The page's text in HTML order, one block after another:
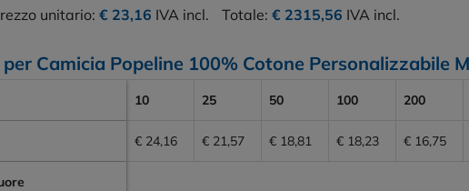
unitario: € 23,16 IVA incl. Totale: € 2315,56 IVA incl.
Camicia Popeline 100% Cotone Personalizzabile
10 25 50 100 200
€ 24,16 € 21,57 € 18,81 € 18,23 € 16,75